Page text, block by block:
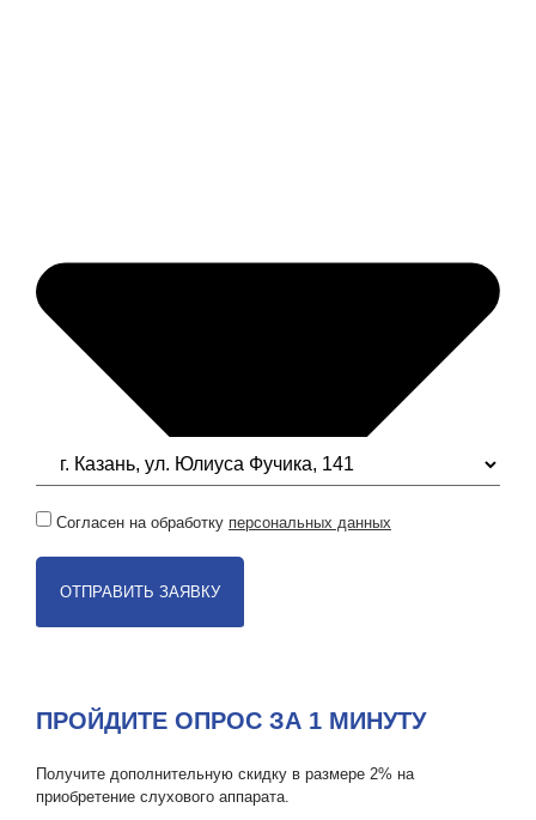
Согласен на обработку персональных данных
ОТПРАВИТЬ ЗАЯВКУ
ПРОЙДИТЕ ОПРОС ЗА 1 МИНУТУ
Получите дополнительную скидку в размере 2% на
приобретение слухового аппарата.